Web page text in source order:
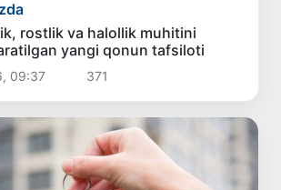
rostlik va halollik muhitini
yangi qonun tafsiloti
09:37 371